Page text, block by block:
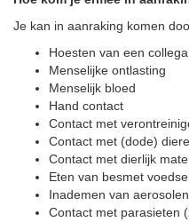
Je kan in aanraking komen
Hoesten van een collega
Menselijke ontlasting
Menselijk bloed
Hand contact
Contact met
Contact met (dode)
Contact met dierlijk
Eten van besmet
Inademen van
Contact met parasieten